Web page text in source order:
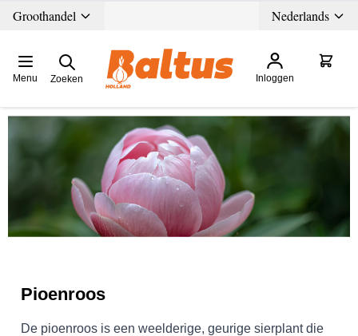
Ga direct door naar de inhoud
Groothandel Nederlands
Menu Zoeken Inloggen
Pioenroos
De pioenroos is een weelderige, geurige sierplant die